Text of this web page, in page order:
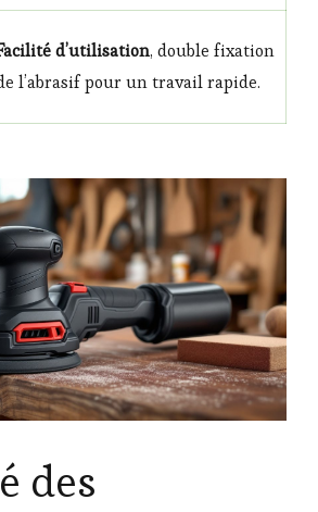
d’utilisation, double fixation
l’abrasif pour un travail rapide.
des